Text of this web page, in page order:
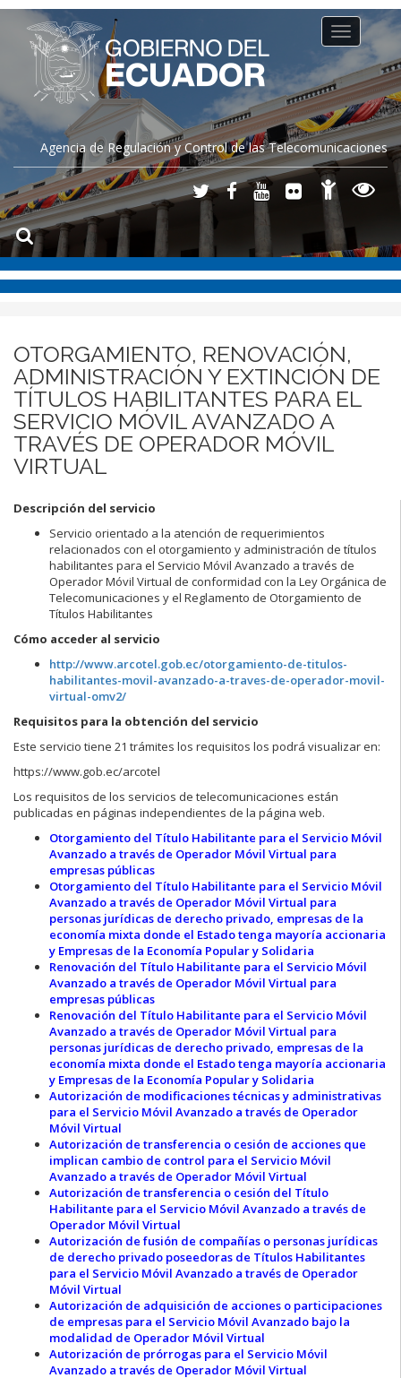
Agencia de Regulación y Control de las Telecomunicaciones
Toggle
navigation
OTORGAMIENTO, RENOVACIÓN,
ADMINISTRACIÓN Y EXTINCIÓN DE
TÍTULOS HABILITANTES PARA EL
SERVICIO MÓVIL AVANZADO A
TRAVÉS DE OPERADOR MÓVIL
VIRTUAL
Descripción del servicio
Servicio orientado a la atención de requerimientos
relacionados con el otorgamiento y administración de títulos
habilitantes para el Servicio Móvil Avanzado a través de
Operador Móvil Virtual de conformidad con la Ley Orgánica de
Telecomunicaciones y el Reglamento de Otorgamiento de
Títulos Habilitantes
Cómo acceder al servicio
http://www.arcotel.gob.ec/otorgamiento-de-titulos-
habilitantes-movil-avanzado-a-traves-de-operador-movil-
virtual-omv2/
Requisitos para la obtención del servicio
Este servicio tiene 21 trámites los requisitos los podrá visualizar en:
https://www.gob.ec/arcotel
Los requisitos de los servicios de telecomunicaciones están
publicadas en páginas independientes de la página web.
Otorgamiento del Título Habilitante para el Servicio Móvil
Avanzado a través de Operador Móvil Virtual para
empresas públicas
Otorgamiento del Título Habilitante para el Servicio Móvil
Avanzado a través de Operador Móvil Virtual para
personas jurídicas de derecho privado, empresas de la
economía mixta donde el Estado tenga mayoría accionaria
y Empresas de la Economía Popular y Solidaria
Renovación del Título Habilitante para el Servicio Móvil
Avanzado a través de Operador Móvil Virtual para
empresas públicas
Renovación del Título Habilitante para el Servicio Móvil
Avanzado a través de Operador Móvil Virtual para
personas jurídicas de derecho privado, empresas de la
economía mixta donde el Estado tenga mayoría accionaria
y Empresas de la Economía Popular y Solidaria
Autorización de modificaciones técnicas y administrativas
para el Servicio Móvil Avanzado a través de Operador
Móvil Virtual
Autorización de transferencia o cesión de acciones que
implican cambio de control para el Servicio Móvil
Avanzado a través de Operador Móvil Virtual
Autorización de transferencia o cesión del Título
Habilitante para el Servicio Móvil Avanzado a través de
Operador Móvil Virtual
Autorización de fusión de compañías o personas jurídicas
de derecho privado poseedoras de Títulos Habilitantes
para el Servicio Móvil Avanzado a través de Operador
Móvil Virtual
Autorización de adquisición de acciones o participaciones
de empresas para el Servicio Móvil Avanzado bajo la
modalidad de Operador Móvil Virtual
Autorización de prórrogas para el Servicio Móvil
Avanzado a través de Operador Móvil Virtual